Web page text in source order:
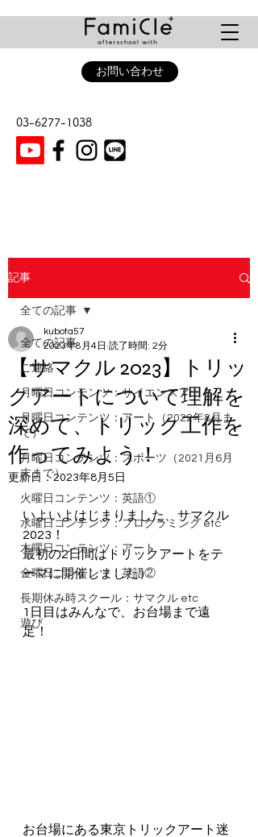
お問い合わせ
03-6277-1038
記事
全ての記事
ご連絡
月曜日コンテンツ：サイエンスアート
月曜日コンテンツ：アート（2022年8月ま
で）
月曜日コンテンツ：スポーツ（2021月6月
末まで）
火曜日コンテンツ：英語①
水曜日コンテンツ：プログラミング etc
木曜日コンテンツ：アート
金曜日コンテンツ：英語②
長期休み時スクール：サマクル etc
遊び
全ての記事
【サマクル 2023】トリッ
クアートについて理解を
深めて、トリック工作を
作ってみよう！
kubota57
2023年8月4日 読了時間: 2分
更新日：2023年8月5日
いよいよはじまりました、サマクル
2023！
最初の2日間はトリックアートをテ
ーマに開催しました:)
1日目はみんなで、お台場まで遠
足！
お台場にある東京トリックアート迷